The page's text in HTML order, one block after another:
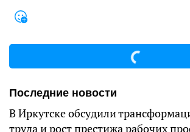
Последние новости
В Иркутске обсудили
труда и рост престижа рабочих